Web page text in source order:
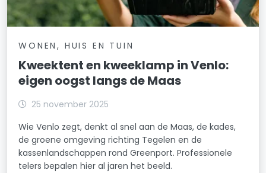
WONEN, HUIS EN TUIN
Kweektent en kweeklamp in Venlo:
eigen oogst langs de Maas
25 november 2025
Wie Venlo zegt, denkt al snel aan de Maas, de kades,
de groene omgeving richting Tegelen en de
kassenlandschappen rond Greenport. Professionele
telers bepalen hier al jaren het beeld.